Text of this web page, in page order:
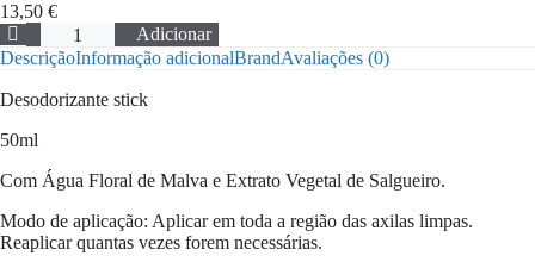
13,50 €
Quantidade
de
Desodorizante
stick
Adicionar
DescriçãoInformação adicionalBrandAvaliações (0)
Desodorizante stick
50ml
Com Água Floral de Malva e Extrato Vegetal de Salgueiro.
Modo de aplicação: Aplicar em toda a região das axilas limpas.
Reaplicar quantas vezes forem necessárias.